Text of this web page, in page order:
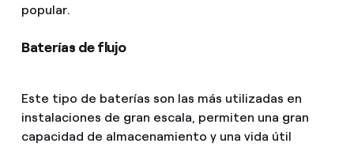
popular.
Baterías de flujo
Este tipo de baterías son las más utilizadas en
instalaciones de gran escala, permiten una gran
capacidad de almacenamiento y una vida útil